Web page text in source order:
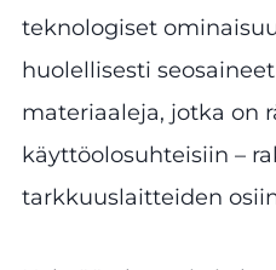
teknologiset
huolellisesti
materiaaleja, jotka on
käyttöolosuhteisiin –
tarkkuuslaitteiden